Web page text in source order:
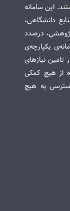
این سامانه
دانشگاهی،
درصدد
یکپارچه‌ی
تامین نیازهای
از هیچ کمکی
به هیچ